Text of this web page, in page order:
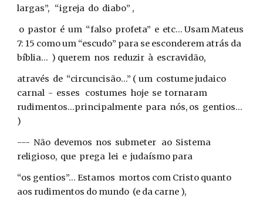
largas”, “igreja do diabo” ,
o pastor é um “falso profeta” e etc... Usam Mateus
7: 15 como um “escudo” para se esconderem atrás da
bíblia... ) querem nos reduzir à escravidão,
através de “circuncisão...” ( um costume judaico
carnal - esses costumes hoje se tornaram
rudimentos...principalmente para nós, os gentios...
)
--- Não devemos nos submeter ao Sistema
religioso, que prega lei e judaísmo para
“os gentios”... Estamos mortos com Cristo quanto
aos rudimentos do mundo (e da carne ),